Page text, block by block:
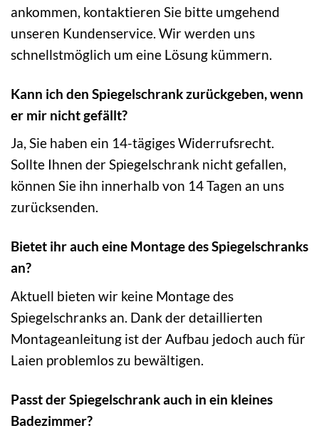
ankommen, kontaktieren Sie bitte umgehend
unseren Kundenservice. Wir werden uns
schnellstmöglich um eine Lösung kümmern.
Kann ich den Spiegelschrank zurückgeben, wenn
er mir nicht gefällt?
Ja, Sie haben ein 14-tägiges Widerrufsrecht.
Sollte Ihnen der Spiegelschrank nicht gefallen,
können Sie ihn innerhalb von 14 Tagen an uns
zurücksenden.
Bietet ihr auch eine Montage des Spiegelschranks
an?
Aktuell bieten wir keine Montage des
Spiegelschranks an. Dank der detaillierten
Montageanleitung ist der Aufbau jedoch auch für
Laien problemlos zu bewältigen.
Passt der Spiegelschrank auch in ein kleines
Badezimmer?